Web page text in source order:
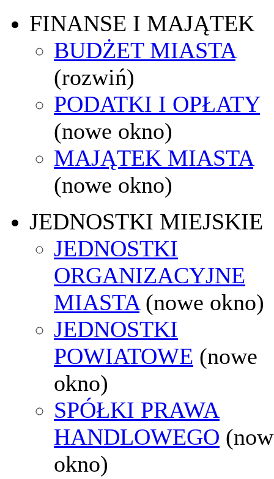
FINANSE I MAJĄTEK
BUDŻET MIASTA
(rozwiń)
PODATKI I OPŁATY
(nowe okno)
MAJĄTEK MIASTA
(nowe okno)
JEDNOSTKI MIEJSKIE
JEDNOSTKI
ORGANIZACYJNE
MIASTA (nowe okno)
JEDNOSTKI
POWIATOWE (nowe
okno)
SPÓŁKI PRAWA
HANDLOWEGO
okno)